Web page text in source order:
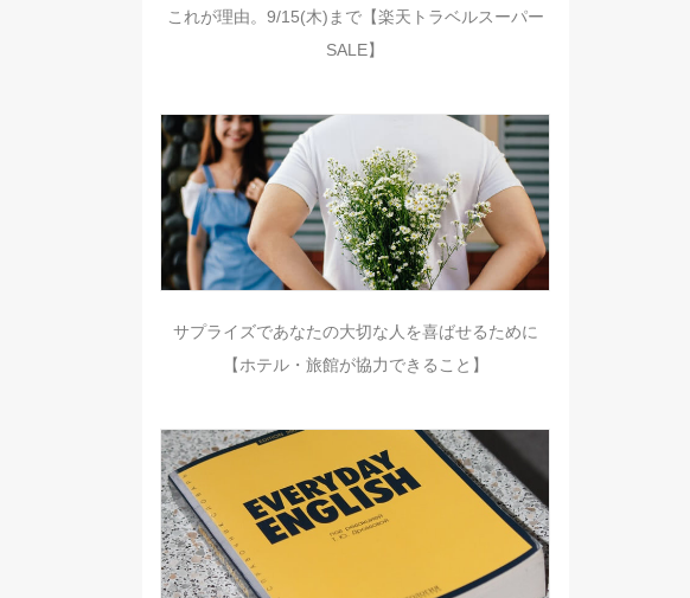
これが理由。9/15(木)まで【楽天トラベルスーパー
SALE】
サプライズであなたの大切な人を喜ばせるために
【ホテル・旅館が協力できること】